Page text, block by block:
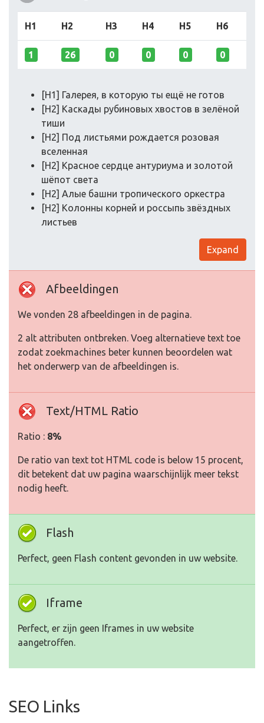
H1 H2 H3 H4 H5 H6
1 26 0 0 0 0
[H1] Галерея, в которую ты ещё не готов
[H2] Каскады рубиновых хвостов в зелёной
тиши
[H2] Под листьями рождается розовая
вселенная
[H2] Красное сердце антуриума и золотой
шёпот света
[H2] Алые башни тропического оркестра
[H2] Колонны корней и россыпь звёздных
листьев
Expand
Afbeeldingen
We vonden 28 afbeeldingen in de pagina.
2 alt attributen ontbreken. Voeg alternatieve text toe
zodat zoekmachines beter kunnen beoordelen wat
het onderwerp van de afbeeldingen is.
Text/HTML Ratio
Ratio : 8%
De ratio van text tot HTML code is below 15 procent,
dit betekent dat uw pagina waarschijnlijk meer tekst
nodig heeft.
Flash
Perfect, geen Flash content gevonden in uw website.
Iframe
Perfect, er zijn geen Iframes in uw website
aangetroffen.
SEO Links